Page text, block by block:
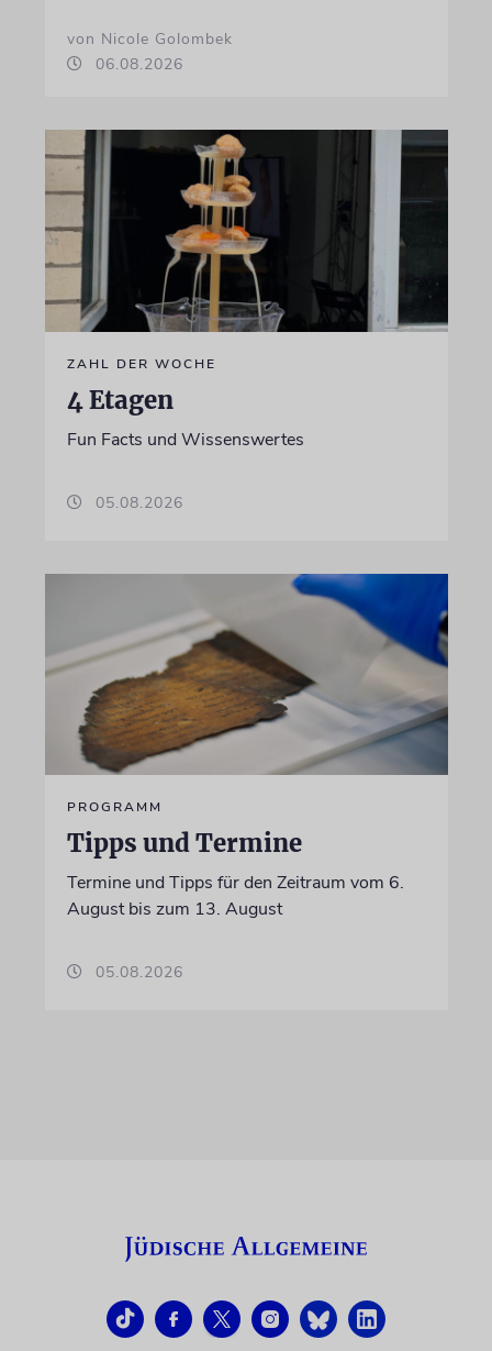
von Nicole Golombek
06.08.2026
ZAHL DER WOCHE
4 Etagen
Fun Facts und Wissenswertes
05.08.2026
PROGRAMM
Tipps und Termine
Termine und Tipps für den Zeitraum vom 6.
August bis zum 13. August
05.08.2026